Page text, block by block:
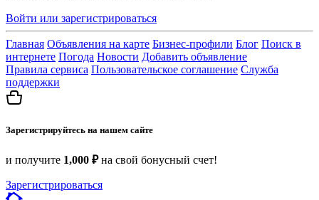
Войти или зарегистрироваться
Главная Объявления на карте Бизнес-профили Блог Поиск в
интернете Погода Новости Добавить объявление
Правила сервиса Пользовательское соглашение Служба
поддержки
Зарегистрируйтесь на нашем сайте
и получите 1,000 ₽на свой бонусный счет!
Зарегистрироваться